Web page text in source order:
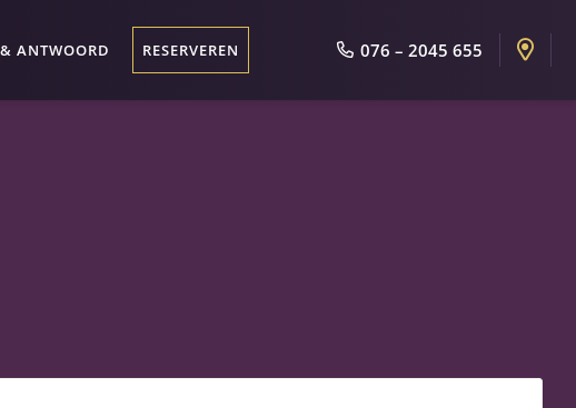
ANTWOORD RESERVEREN 076 – 2045 655